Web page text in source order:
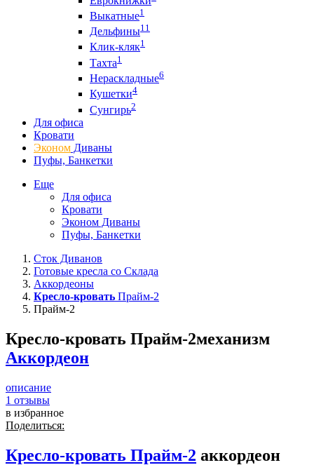
Выкатные1
Дельфины11
Клик-кляк1
Тахта1
Нераскладные6
Кушетки4
Сунгирь2
Для офиса
Кровати
Эконом Диваны
Пуфы, Банкетки
Еще
Для офиса
Кровати
Эконом Диваны
Пуфы, Банкетки
Сток Диванов
Готовые кресла со Склада
Аккордеоны
Кресло-кровать Прайм-2
Прайм-2
Кресло-кровать Прайм-2механизм
Аккордеон
описание
1 отзывы
в избранное
Поделиться:
Кресло-кровать Прайм-2 аккордеон